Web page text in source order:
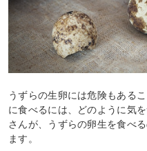
うずらの生卵には危険もある
に食べるには、どのように気
さんが、うずらの卵生を食べ
ます。